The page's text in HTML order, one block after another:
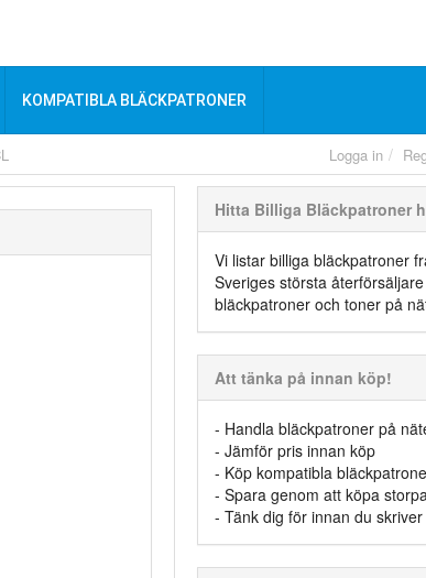
KOMPATIBLA BLÄCKPATRONER
Logga in
Hitta Billiga Bläckpatroner
Vi listar billiga bläckpatroner
Sveriges största
bläckpatroner och toner på
Att tänka på innan köp!
- Handla bläckpatroner på
- Jämför pris innan köp
- Köp kompatibla
- Spara genom att köpa
- Tänk dig för innan du